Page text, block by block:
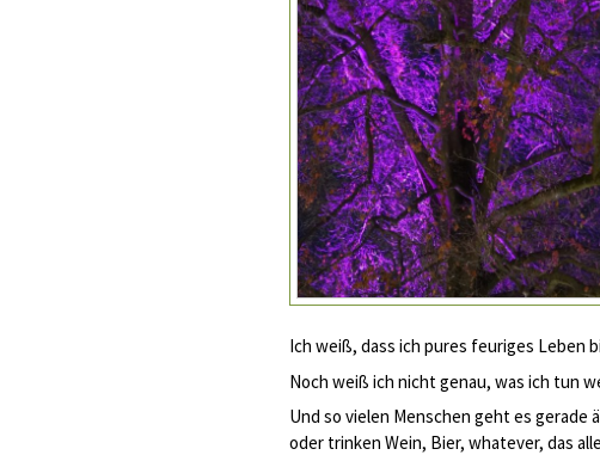
Ich weiß, dass ich pures feuriges Leben
Noch weiß ich nicht genau, was ich tun
Und so vielen Menschen geht es
oder trinken Wein, Bier, whatever, das